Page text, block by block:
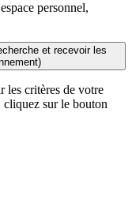
personnel,
et recevoir les
les critères de votre
cliquez sur le bouton